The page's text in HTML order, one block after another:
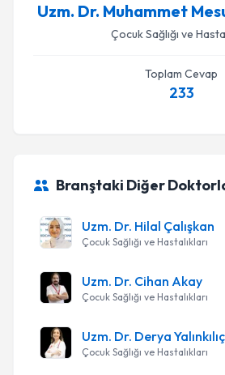
Uzm. Dr. Muhammet
Çocuk Sağlığı ve
Toplam Cevap
233
Branştaki Diğer
Uzm. Dr. Hilal Çalışkan
Çocuk Sağlığı ve Hastalıkları
Uzm. Dr. Cihan Akay
Çocuk Sağlığı ve Hastalıkları
Uzm. Dr. Derya Yalınkılıç
Çocuk Sağlığı ve Hastalıkları